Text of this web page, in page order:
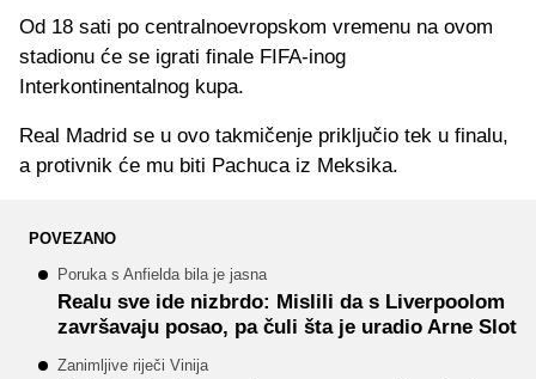
Od 18 sati po centralnoevropskom vremenu na ovom
stadionu će se igrati finale FIFA-inog
Interkontinentalnog kupa.
Real Madrid se u ovo takmičenje priključio tek u finalu,
a protivnik će mu biti Pachuca iz Meksika.
POVEZANO
Poruka s Anfielda bila je jasna
Realu sve ide nizbrdo: Mislili da s Liverpoolom
završavaju posao, pa čuli šta je uradio Arne Slot
Zanimljive riječi Vinija